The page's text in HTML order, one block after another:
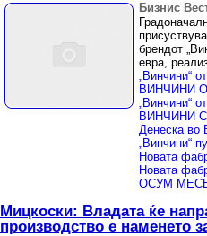
Бизнис
брендот
евра,
„Винчини“
Мицкоски: Владата ќе
производство е наменето